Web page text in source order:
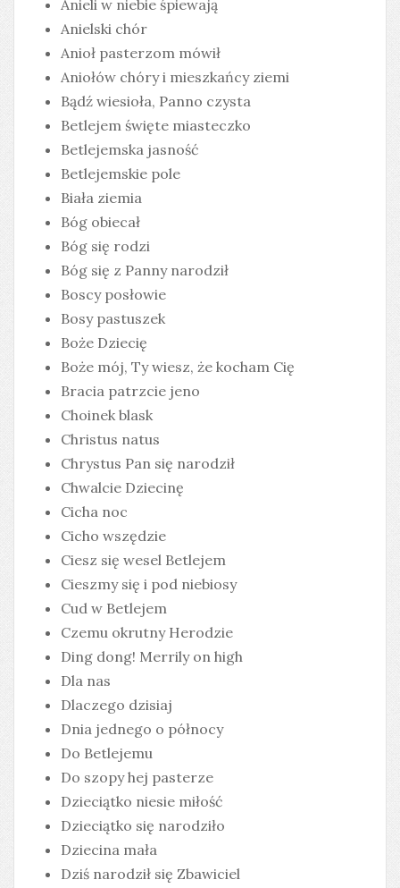
Anieli w niebie śpiewają
Anielski chór
Anioł pasterzom mówił
Aniołów chóry i mieszkańcy ziemi
Bądź wiesioła, Panno czysta
Betlejem święte miasteczko
Betlejemska jasność
Betlejemskie pole
Biała ziemia
Bóg obiecał
Bóg się rodzi
Bóg się z Panny narodził
Boscy posłowie
Bosy pastuszek
Boże Dziecię
Boże mój, Ty wiesz, że kocham Cię
Bracia patrzcie jeno
Choinek blask
Christus natus
Chrystus Pan się narodził
Chwalcie Dziecinę
Cicha noc
Cicho wszędzie
Ciesz się wesel Betlejem
Cieszmy się i pod niebiosy
Cud w Betlejem
Czemu okrutny Herodzie
Ding dong! Merrily on high
Dla nas
Dlaczego dzisiaj
Dnia jednego o północy
Do Betlejemu
Do szopy hej pasterze
Dzieciątko niesie miłość
Dzieciątko się narodziło
Dziecina mała
Dziś narodził się Zbawiciel